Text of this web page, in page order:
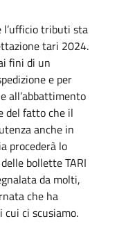
l’ufficio tributi sta
tari 2024.
fini di un
e per
all’abbattimento
del fatto che il
anche in
procederà lo
bollette TARI
da molti,
che ha
ci scusiamo.